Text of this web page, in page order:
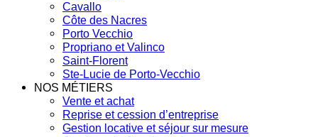
Cavallo
Côte des Nacres
Porto Vecchio
Propriano et Valinco
Saint-Florent
Ste-Lucie de Porto-Vecchio
NOS MÉTIERS
Vente et achat
Reprise et cession d’entreprise
Gestion locative et séjour sur mesure